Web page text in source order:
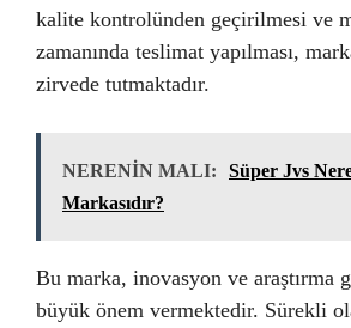
kalite kontrolünden geçirilmesi ve
zamanında teslimat yapılması,
zirvede tutmaktadır.
NERENİN MALI:
Süper Jvs
Markasıdır?
Bu marka, inovasyon ve araştırma
büyük önem vermektedir. Sürekli